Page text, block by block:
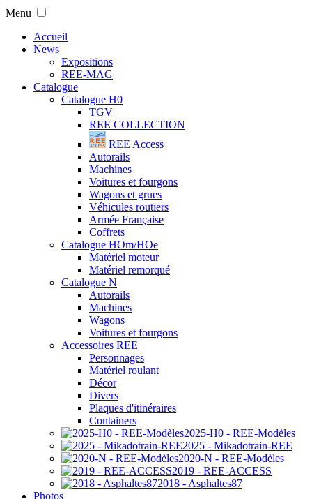
Menu
Accueil
News
Expositions
REE-MAG
Catalogue
Catalogue H0
TGV
REE COLLECTION
REE Access
Autorails
Machines
Voitures et fourgons
Wagons et grues
Véhicules routiers
Armée Française
Coffrets
Catalogue HOm/HOe
Matériel moteur
Matériel remorqué
Catalogue N
Autorails
Machines
Wagons
Voitures et fourgons
Accessoires REE
Personnages
Matériel roulant
Décor
Divers
Plaques d'itinéraires
Containers
2025-H0 - REE-Modèles
2025 - Mikadotrain-REE
2020-N - REE-Modèles
2019 - REE-ACCESS
2018 - Asphaltes87
Photos